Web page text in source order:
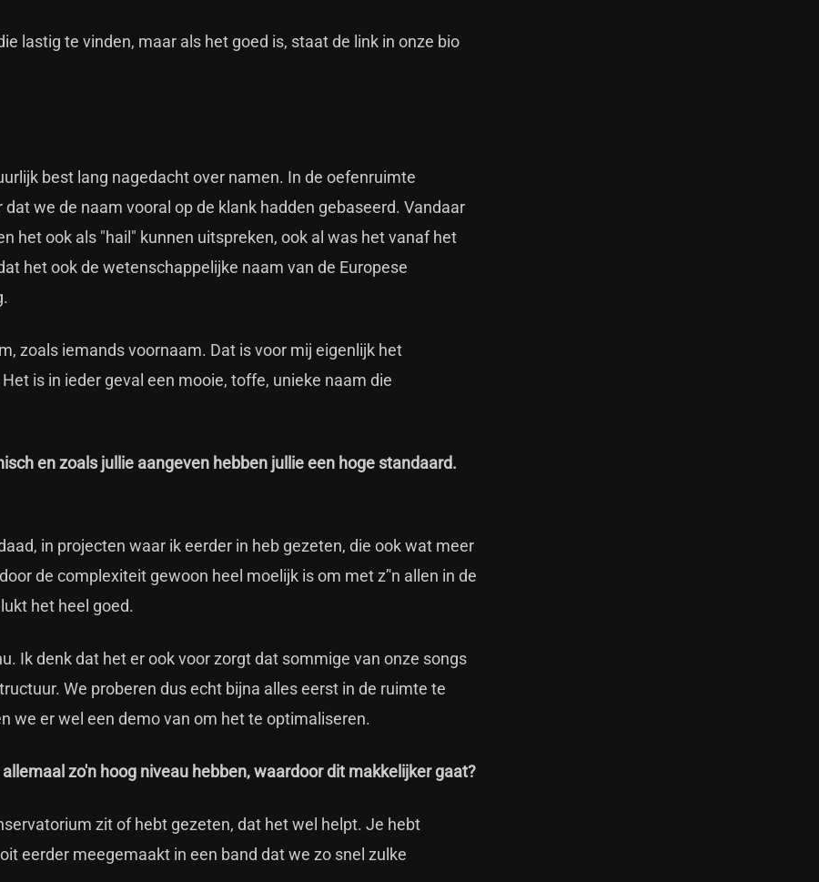
lastig te vinden, maar als het goed is, staat de link in onze bio
best lang nagedacht over namen. In de oefenruimte
we de naam vooral op de klank hadden gebaseerd. Vandaar
het ook als "hail" kunnen uitspreken, ook al was het vanaf het
het ook de wetenschappelijke naam van de Europese
zoals iemands voornaam. Dat is voor mij eigenlijk het
is in ieder geval een mooie, toffe, unieke naam die
en zoals jullie aangeven hebben jullie een hoge standaard.
in projecten waar ik eerder in heb gezeten, die ook wat meer
de complexiteit gewoon heel moelijk is om met z’'n allen in de
het heel goed.
Ik denk dat het er ook voor zorgt dat sommige van onze songs
We proberen dus echt bijna alles eerst in de ruimte te
we er wel een demo van om het te optimaliseren.
zo'n hoog niveau hebben, waardoor dit makkelijker gaat?
zit of hebt gezeten, dat het wel helpt. Je hebt
eerder meegemaakt in een band dat we zo snel zulke